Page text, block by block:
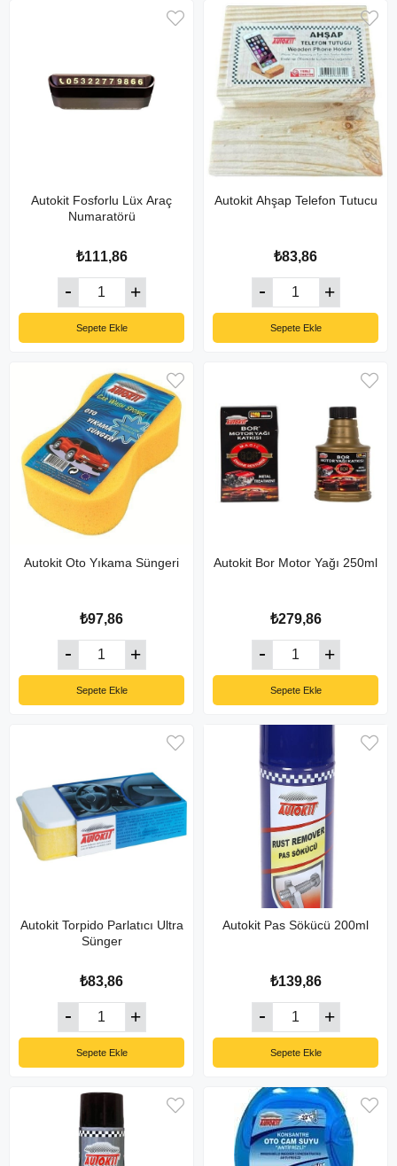
Autokit Fosforlu Lüx Araç
Numaratörü
₺111,86
Sepete Ekle
Autokit Ahşap Telefon Tutucu
₺83,86
Sepete Ekle
Autokit Oto Yıkama Süngeri
₺97,86
Sepete Ekle
Autokit Bor Motor Yağı 250ml
₺279,86
Sepete Ekle
Autokit Torpido Parlatıcı Ultra
Sünger
₺83,86
Sepete Ekle
Autokit Pas Sökücü 200ml
₺139,86
Sepete Ekle